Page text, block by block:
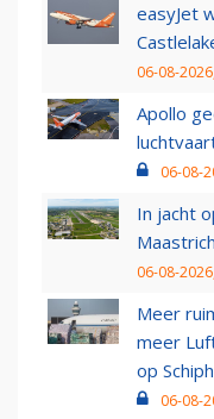
easyJet
06-08-
Apollo
06-08-
In jacht
06-08-
Meer
meer
op
06-08-